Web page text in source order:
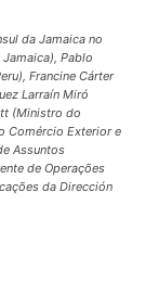
da Jamaica no
Pablo
Francine Cárter
Larraín Miró
(Ministro do
Comércio Exterior e
Assuntos
de Operações
da Dirección